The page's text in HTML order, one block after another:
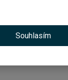
Souhlasím